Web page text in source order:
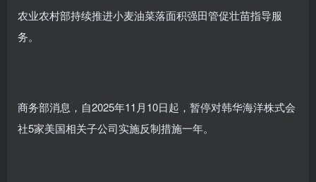
农业农村部持续推进小麦油菜落面积强田管促壮苗指导服
务。
商务部消息， 自2025年11月10日起， 暂停对韩华海洋株式会
社5家美国相关子公司实施反制措施一年。